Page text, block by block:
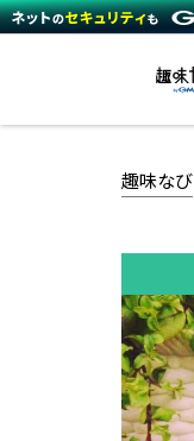
趣味なび